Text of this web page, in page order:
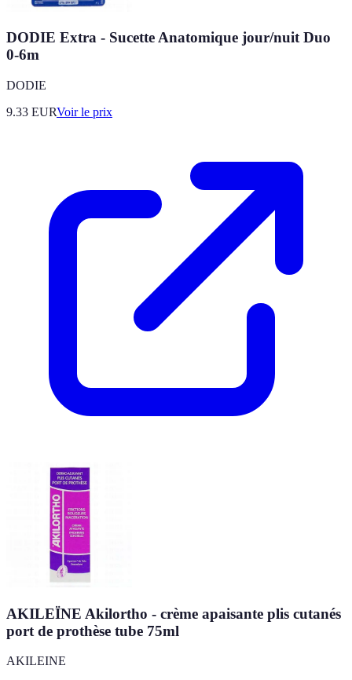
DODIE Extra - Sucette Anatomique jour/nuit Duo
0-6m
DODIE
9.33 EURVoir le prix
AKILEÏNE Akilortho - crème apaisante plis cutanés
port de prothèse tube 75ml
AKILEINE